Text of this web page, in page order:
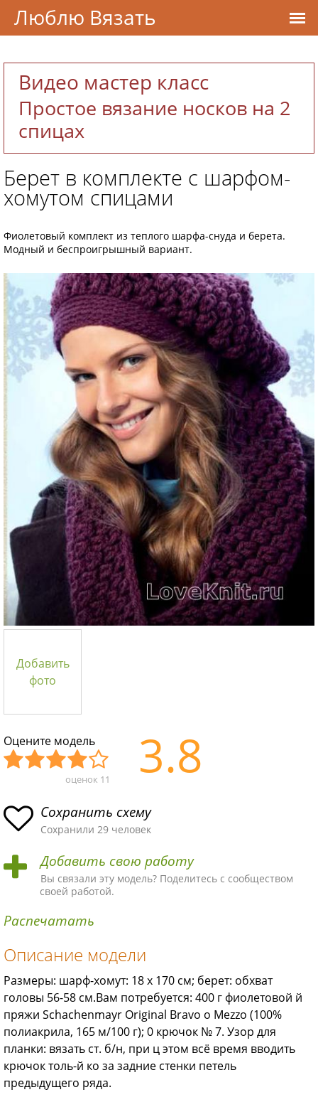
Видео мастер класс
Простое вязание носков на 2
спицах
Берет в комплекте с шарфом-
хомутом спицами
Фиолетовый комплект из теплого шарфа-снуда и берета.
Модный и беспроигрышный вариант.
Добавить
фото
Оцените модель
асн
ая
ма
пло
хая
ма
ыч
ная
ма
Хор
ая
ма
Отл
ая
ма!
оценок 11 3.8
Сохранить схему
Сохранили 29 человек
Добавить свою работу
Вы связали эту модель? Поделитесь с сообществом
своей работой.
Распечатать
Описание модели
Размеры: шарф-хомут: 18 х 170 см; берет: обхват
головы 56-58 см.Вам потребуется: 400 г фиолетовой й
пряжи Schachenmayr Original Bravo о Mezzo (100%
полиакрила, 165 м/100 г); 0 крючок № 7. Узор для
планки: вязать ст. б/н, при ц этом всё время вводить
крючок толь-й ко за задние стенки петель
предыдущего ряда.
Люблю Вязать